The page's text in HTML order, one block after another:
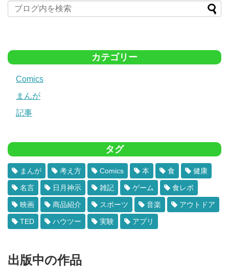
カテゴリー
Comics
まんが
記事
タグ
まんが 考え方 Comics 本 食 健康
名言 日月神示 雑記 ゲーム 食レポ
映画 商品紹介 スポーツ 音楽 アウトドア
TED ハウツー 実験 アプリ
出版中の作品